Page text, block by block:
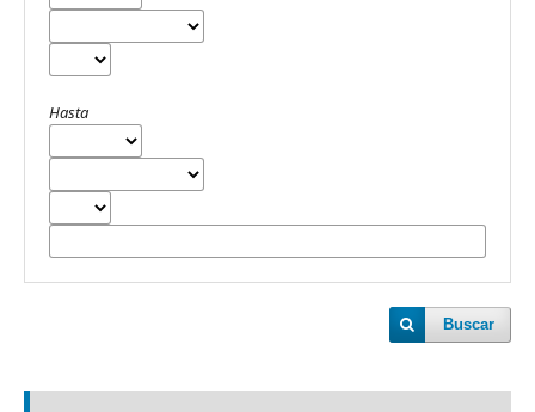
Hasta
Buscar